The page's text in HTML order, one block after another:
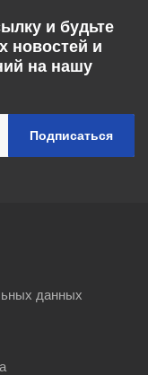
и будьте
новостей и
на нашу
данных